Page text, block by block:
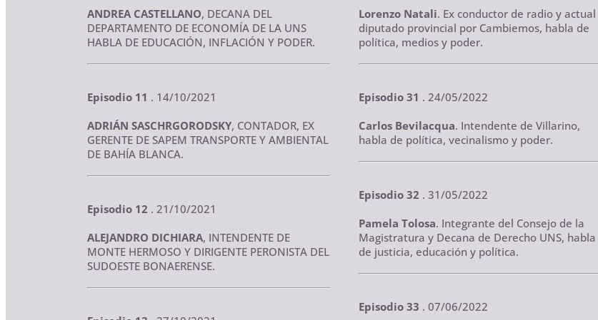
ANDREA CASTELLANO, DECANA DEL
DEPARTAMENTO DE ECONOMÍA DE LA UNS
HABLA DE EDUCACIÓN, INFLACIÓN Y PODER.
Episodio 11 . 14/10/2021
ADRIÁN SASCHRGORODSKY, CONTADOR, EX
GERENTE DE SAPEM TRANSPORTE Y AMBIENTAL
DE BAHÍA BLANCA.
Episodio 12 . 21/10/2021
ALEJANDRO DICHIARA, INTENDENTE DE
MONTE HERMOSO Y DIRIGENTE PERONISTA DEL
SUDOESTE BONAERENSE.
Lorenzo Natali. Ex conductor de radio y actual
diputado provincial por Cambiemos, habla de
política, medios y poder.
Episodio 31 . 24/05/2022
Carlos Bevilacqua. Intendente de Villarino,
habla de política, vecinalismo y poder.
Episodio 32 . 31/05/2022
Pamela Tolosa. Integrante del Consejo de la
Magistratura y Decana de Derecho UNS, habla
de justicia, educación y política.
Episodio 33 . 07/06/2022